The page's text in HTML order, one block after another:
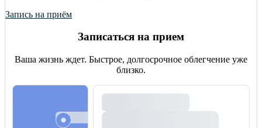
Запись на приём
Записаться на прием
Ваша жизнь ждет. Быстрое, долгосрочное облегчение уже
близко.